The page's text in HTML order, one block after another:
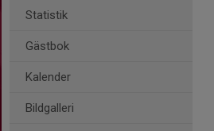
Statistik
Gästbok
Kalender
Bildgalleri